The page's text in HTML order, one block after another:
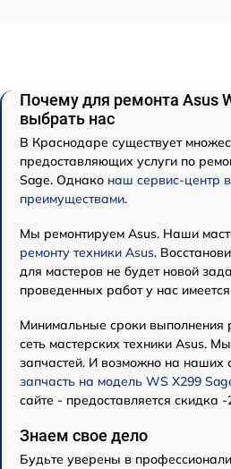
Почему для ремонта Asus
выбрать нас
В Краснодаре существует
предоставляющих услуги по
Sage. Однако наш сервис-центр
преимуществами.
Мы ремонтируем Asus. Наши
ремонту техники Asus.
для мастеров не будет новой
проведенных работ у нас
Минимальные сроки
сеть мастерских техники Asus.
запчастей. И возможно на наших
запчасть на модель WS X299
сайте - предоставляется скидка -
Знаем свое дело
Будьте уверены в